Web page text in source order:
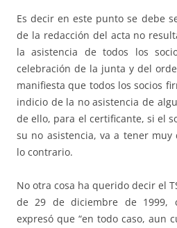
Es decir en este punto se debe
de la redacción del acta no
la asistencia de todos los
celebración de la junta y del
manifiesta que todos los socios
indicio de la no asistencia de
de ello, para el certificante, si el
su no asistencia, va a tener
lo contrario.
No otra cosa ha querido decir el
de 29 de diciembre de 1999,
expresó que “en todo caso, aun